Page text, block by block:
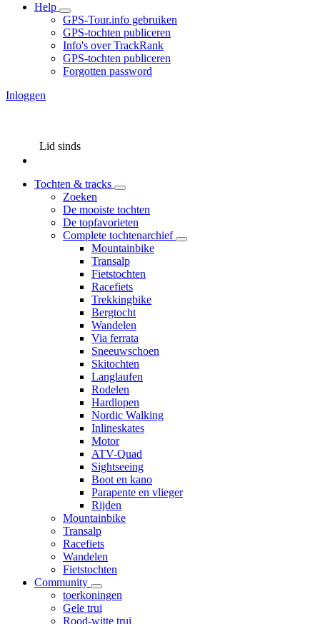
Help
GPS-Tour.info gebruiken
GPS-tochten publiceren
Info's over TrackRank
GPS-tochten publiceren
Forgotten password
Inloggen
Lid sinds
Tochten & tracks
Zoeken
De mooiste tochten
De topfavorieten
Complete tochtenarchief
Mountainbike
Transalp
Fietstochten
Racefiets
Trekkingbike
Bergtocht
Wandelen
Via ferrata
Sneeuwschoen
Skitochten
Langlaufen
Rodelen
Hardlopen
Nordic Walking
Inlineskates
Motor
ATV-Quad
Sightseeing
Boot en kano
Parapente en vlieger
Rijden
Mountainbike
Transalp
Racefiets
Wandelen
Fietstochten
Community
toerkoningen
Gele trui
Rood-witte trui